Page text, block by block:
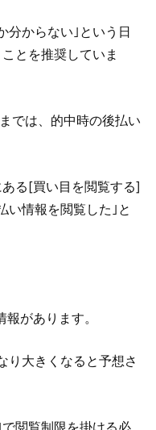
分からない｣という日
とを推奨していま
では、的中時の後払い
る[買い目を閲覧する]
い情報を閲覧した｣と
があります。
り大きくなると予想さ
閲覧制限を掛ける必